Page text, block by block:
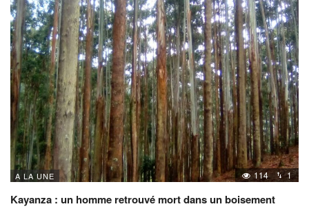
A LA UNE 114 1
Kayanza : un homme retrouvé mort dans un boisement